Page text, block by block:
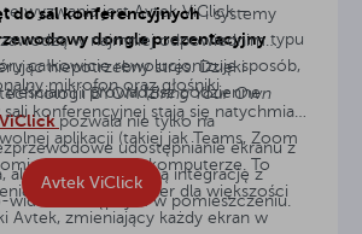
wyzwania jest Avtek ViClick –
dongle prezentacyjny typu
całkowicie rewolucjonizuje sposób,
treściami i prowadzisz codzienne
do sal konferencyjnychi systemy
w najmniej odpowiednim
niepotrzebny stres. Dzięki
BYOM (Bring Your Own
pozwala nie tylko na
udostępnianie ekranu z
ale również na pełną integrację z
wideo dostępnym w pomieszczeniu.
mikrofon oraz głośniki
konferencyjnej stają się natychmiast
aplikacji (takiej jak Teams, Zoom
na Twoim komputerze. To
i naturalny partner dla większości
Avtek, zmieniający każdy ekran w
Avtek ViClick